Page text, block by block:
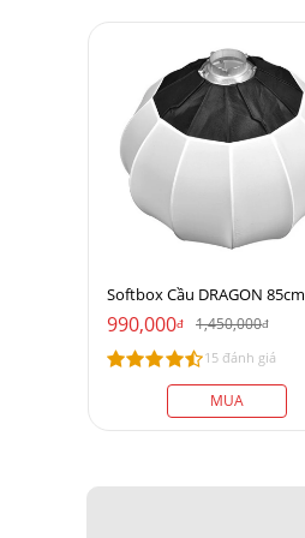
Softbox Cầu DRAGON 85cm
990,000đ 1,450,000đ
15 đánh giá
MUA